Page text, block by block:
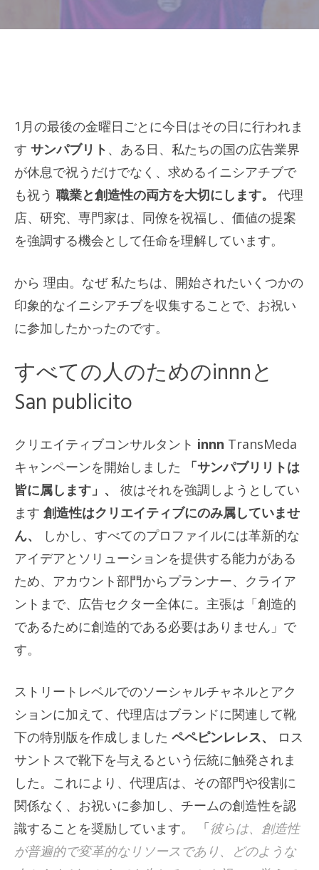
1月の最後の金曜日ごとに今日はその日に行われま
す サンパブリト 、ある日、私たちの国の広告業界
が休息で祝うだけでなく、求めるイニシアチブで
も祝う 職業と創造性の両方を大切にします。 代理
店、研究、専門家は、同僚を祝福し、価値の提案
を強調する機会として任命を理解しています。
から 理由。 なぜ私たちは、開始されたいくつかの
印象的なイニシアチブを収集することで、お祝い
に参加したかったのです。
すべての人のためのinnnと
San publicito
クリエイティブコンサルタント innn TransMeda
キャンペーンを開始しました 「サンパブリリトは
皆に属します」、
彼はそれを強調しようとしてい
ます 創造性はクリエイティブにのみ属していませ
ん、
しかし、すべてのプロファイルには革新的な
アイデアとソリューションを提供する能力がある
ため、アカウント部門からプランナー、クライア
ントまで、広告セクター全体に。主張は「創造的
であるために創造的である必要はありません」で
す。
ストリートレベルでのソーシャルチャネルとアク
ションに加えて、代理店はブランドに関連して靴
下の特別版を作成しました ペペピンレレス、
ロス
サントスで靴下を与えるという伝統に触発されま
した。これにより、代理店は、その部門や役割に
関係なく、お祝いに参加し、チームの創造性を認
識することを奨励しています。 「彼らは、創造性
が普遍的で変革的なリソースであり、どのような